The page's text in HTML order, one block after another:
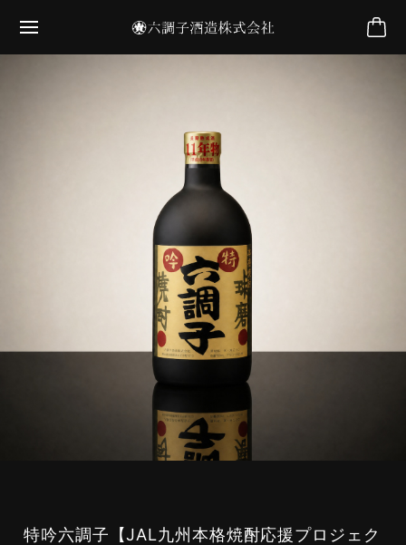
特吟六調子【JAL九州本格焼酎応援プロジェク